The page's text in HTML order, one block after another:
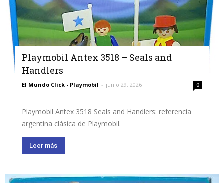
Playmobil Antex 3518 – Seals and
Handlers
El Mundo Click - Playmobil - junio 29, 2026 0
Playmobil Antex 3518 Seals and Handlers: referencia
argentina clásica de Playmobil.
Leer más